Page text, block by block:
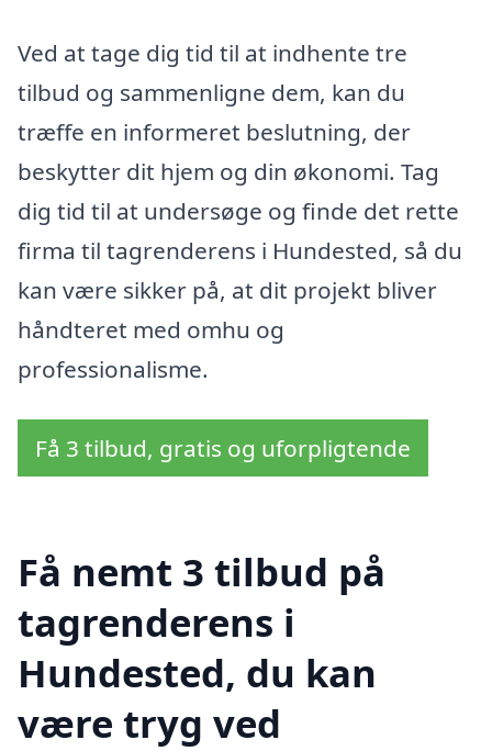
Ved at tage dig tid til at indhente tre
tilbud og sammenligne dem, kan du
træffe en informeret beslutning, der
beskytter dit hjem og din økonomi. Tag
dig tid til at undersøge og finde det rette
firma til tagrenderens i Hundested, så du
kan være sikker på, at dit projekt bliver
håndteret med omhu og
professionalisme.
Få 3 tilbud, gratis og uforpligtende
Få nemt 3 tilbud på
tagrenderens i
Hundested, du kan
være tryg ved